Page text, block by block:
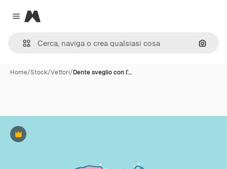
Close menu
Magnific
Cerca
Home/Stock/Vettori/Dente sveglio con l'…
Premium